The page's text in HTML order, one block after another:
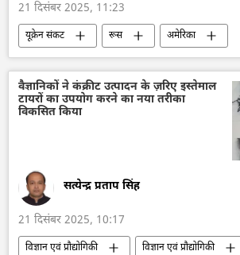
21 दिसंबर 2025, 11:23
यूक्रेन संकट रूस
अमेरिका
सामाजिक मीडिया
व्लादिमीर पुतिन
डॉनल्ड ट्रम्प
वैज्ञानिकों ने कंक्रीट उत्पादन के ज़रिए इस्तेमाल
टायरों का उपयोग करने का नया तरीका
विकसित किया
सत्येन्द्र प्रताप सिंह
21 दिसंबर 2025, 10:17
विज्ञान एवं प्रौद्योगिकी
विज्ञान एवं प्रौद्योगिकी